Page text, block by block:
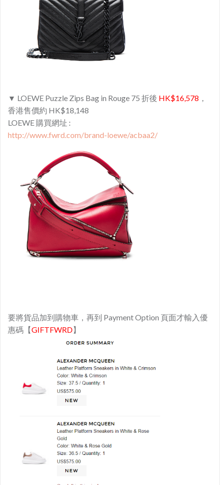
▼ LOEWE Puzzle Zips Bag in Rouge 75 折後 HK$16,578 ，
香港售價約 HK$18,148
LOEWE 購買網址 :
http://www.fwrd.com/brand-loewe/acbaa2/
要將貨品加到購物車，再到 Payment Option 頁面才輸入優
惠碼【GIFTFWRD】